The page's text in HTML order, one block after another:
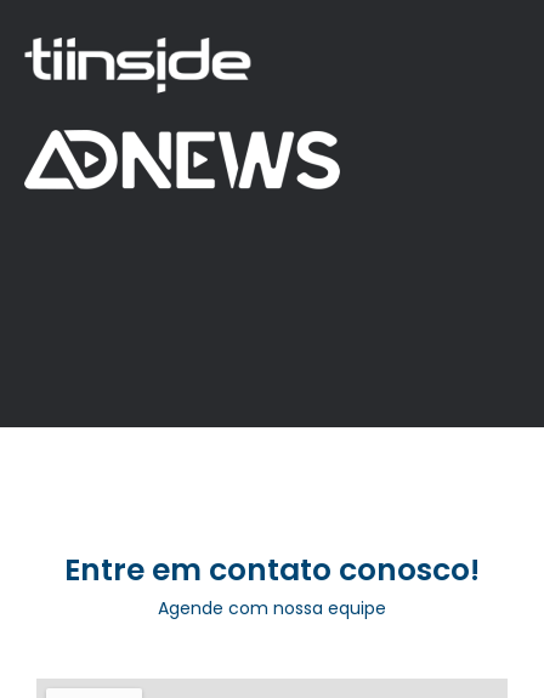
Entre em contato conosco!
Agende com nossa equipe